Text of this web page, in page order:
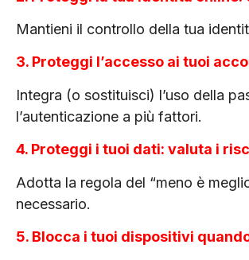
Mantieni il controllo della tua
3. Proteggi l’accesso ai tuoi
Integra (o sostituisci) l’uso della
l’autenticazione a più fattori.
4. Proteggi i tuoi dati: valuta i
Adotta la regola del “meno è
necessario.
5. Blocca i tuoi dispositivi